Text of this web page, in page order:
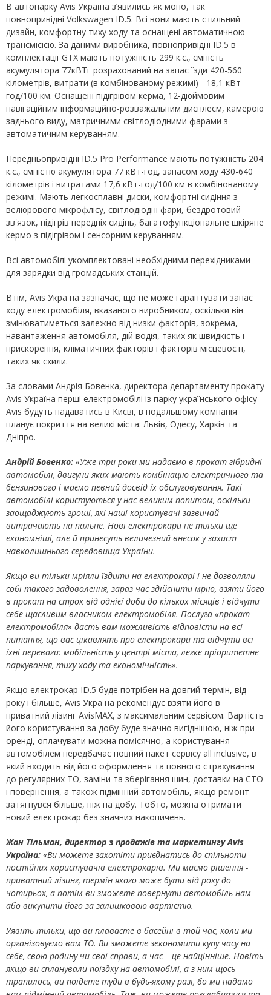
В автопарку Avis Україна з’явились як моно, так
повнопривідні Volkswagen ID.5. Всі вони мають стильний
дизайн, комфортну тиху ходу та оснащені автоматичною
трансмісією. За даними виробника, повнопривідні ID.5 в
комплектації GTX мають потужність 299 к.с., ємність
акумулятора 77кВТг розрахований на запас їзди 420-560
кілометрів, витрати (в комбінованому режимі) - 18,1 кВт-
год/100 км. Оснащені підігрівом керма, 12-дюймовим
навігаційним інформаційно-розважальним дисплеєм, камерою
заднього виду, матричними світлодіодними фарами з
автоматичним керуванням.
Передньопривідні ID.5 Pro Performance мають потужність 204
к.с., ємністю акумулятора 77 кВт-год, запасом ходу 430-640
кілометрів і витратами 17,6 кВт-год/100 км в комбінованому
режимі. Мають легкосплавні диски, комфортні сидіння з
велюрового мікрофлісу, світлодіодні фари, бездротовий
зв'язок, підігрів передніх сидінь, багатофункціональне шкіряне
кермо з підігрівом і сенсорним керуванням.
Всі автомобілі укомплектовані необхідними перехідниками
для зарядки від громадських станцій.
Втім, Avis Україна зазначає, що не може гарантувати запас
ходу електромобіля, вказаного виробником, оскільки він
змінюватиметься залежно від низки факторів, зокрема,
навантаження автомобіля, дій водія, таких як швидкість і
прискорення, кліматичних факторів і факторів місцевості,
таких як схили.
За словами Андрія Бовенка, директора департаменту прокату
Avis Україна перші електромобілі із парку українського офісу
Avis будуть надаватись в Києві, в подальшому компанія
планує покриття на великі міста: Львів, Одесу, Харків та
Дніпро.
Андрій Бовенко: «Уже три роки ми надаємо в прокат гібридні
автомобілі, двигуни яких мають комбінацію електричного та
бензинового і маємо певний досвід їх обслуговування. Такі
автомобілі користуються у нас великим попитом, оскільки
заощаджують гроші, які наші користувачі зазвичай
витрачають на пальне. Нові електрокари не тільки ще
економніші, але й принесуть величезний внесок у захист
навколишнього середовища України.
Якщо ви тільки мріяли їздити на електрокарі і не дозволяли
собі такого задоволення, зараз час здійснити мрію, взяти його
в прокат на строк від однієї доби до кількох місяців і відчути
себе щасливим власником електромобіля. Послуга «прокат
електромобіля» дасть вам можливість відповісти на всі
питання, що вас цікавлять про електрокари та відчути всі
їхні переваги: мобільність у центрі міста, легке пріоритетне
паркування, тиху ходу та економічність».
Якщо електрокар ID.5 буде потрібен на довгий термін, від
року і більше, Avis Україна рекомендує взяти його в
приватний лізинг AvisMAX, з максимальним сервісом. Вартість
його користування за добу буде значно вигіднішою, ніж при
оренді, оплачувати можна помісячно, а користування
автомобілем передбачає повний пакет сервісу all inclusive, в
який входить від його оформлення та повного страхування
до регулярних ТО, заміни та зберігання шин, доставки на СТО
і повернення, а також підмінний автомобіль, якщо ремонт
затягнувся більше, ніж на добу. Тобто, можна отримати
новий електрокар без значних накопичень.
Жан Тільман, директор з продажів та маркетингуAvis
Україна: «Ви можете захотіти приєднатись до спільноти
постійних користувачів електрокарів. Ми маємо рішення -
приватний лізинг, термін якого може бути від року до
чотирьох, а потім ви зможете повернути автомобіль нам
або викупити його за залишковою вартістю.
Уявіть тільки, що ви плаваєте в басейні в той час, коли ми
організовуємо вам ТО. Ви зможете зекономити купу часу на
себе, свою родину чи свої справи, а час – це найцінніше. Навіть
якщо ви спланували поїздку на автомобілі, а з ним щось
трапилось, ви поїдете туди в будь-якому разі, бо ми надамо